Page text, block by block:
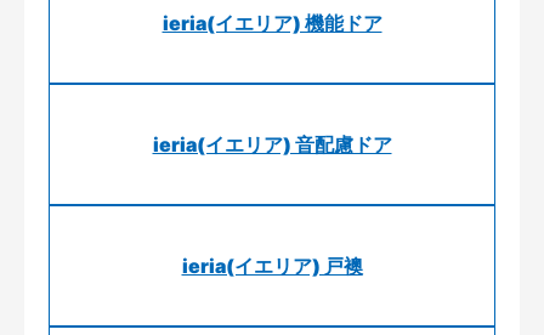
ieria(イエリア) 機能ドア
ieria(イエリア) 音配慮ドア
ieria(イエリア) 戸襖